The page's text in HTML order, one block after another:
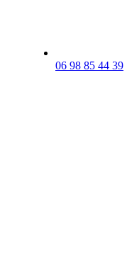
06 98 85 44 39